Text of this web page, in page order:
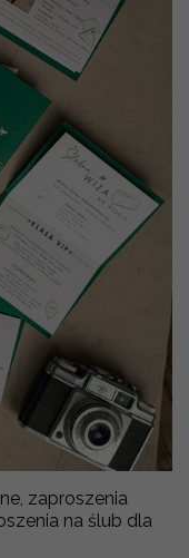
zaproszenia
na ślub dla